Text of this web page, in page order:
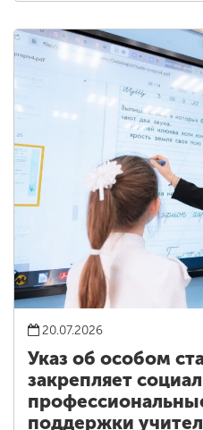
20.07.2026
Указ об особом
закрепляет
поддержки